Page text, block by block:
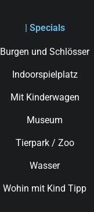
| Specials
Burgen und Schlösser
Indoorspielplatz
Mit Kinderwagen
Museum
Tierpark / Zoo
Wasser
Wohin mit Kind Tipp